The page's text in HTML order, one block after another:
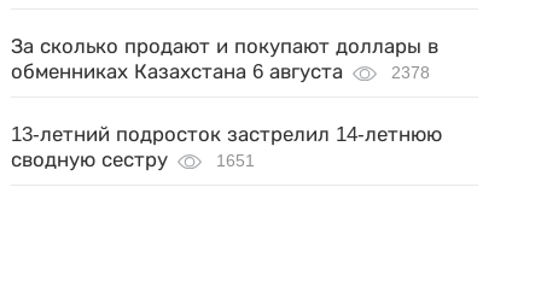
За сколько продают и покупают доллары в
обменниках Казахстана 6 августа
2378
13-летний подросток застрелил 14-летнюю
сводную сестру
1651